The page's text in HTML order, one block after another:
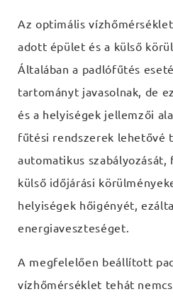
Az optimális
adott épület és a külső
Általában a padlófűtés
tartományt javasolnak, de
és a helyiségek jellemzői
fűtési rendszerek lehetővé
automatikus
külső időjárási
helyiségek hőigényét,
energiaveszteséget.
A megfelelően beállított
vízhőmérséklet tehát